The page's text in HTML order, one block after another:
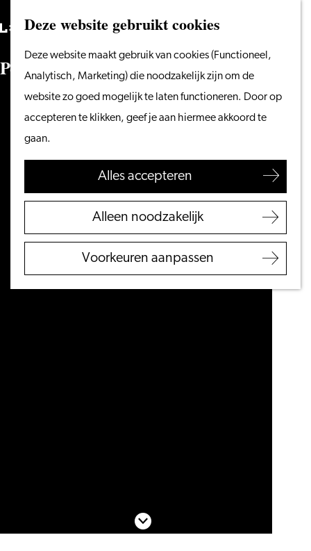
Deze website gebruikt cookies
Deze website maakt gebruik van cookies (Functioneel,
Analytisch, Marketing) die noodzakelijk zijn om de
website zo goed mogelijk te laten functioneren. Door op
accepteren te klikken, geef je aan hiermee akkoord te
gaan.
Alles accepteren
Alleen noodzakelijk
Voorkeuren aanpassen
naar
homepage
Menu
ZoekenVanaf het water
wandelen
Winkelen
Eten & drinken
Met kinderen
VVV Leiden
Bereikbaarheid
Regio Leiden
Zoeken
Pe sbericht
Scroll naar beneden